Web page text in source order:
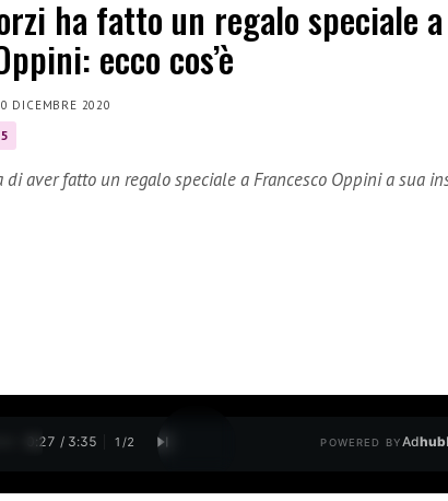
ha fatto un regalo speciale a
ecco cos’è
DICEMBRE 2020
di aver fatto un regalo speciale a Francesco Oppini a sua
0:27 / 3:35 1 /2 POWERED BYAdhub